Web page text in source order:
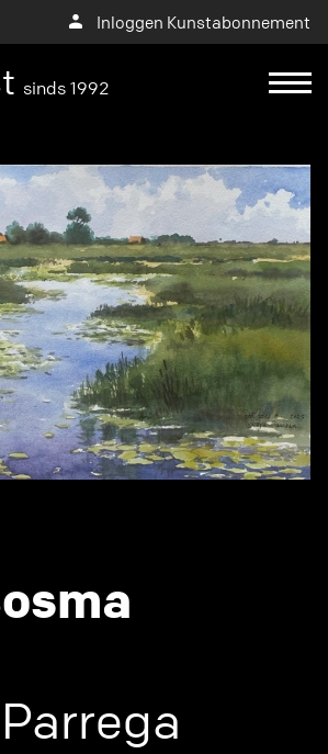
Inloggen Kunstabonnement
sinds 1992